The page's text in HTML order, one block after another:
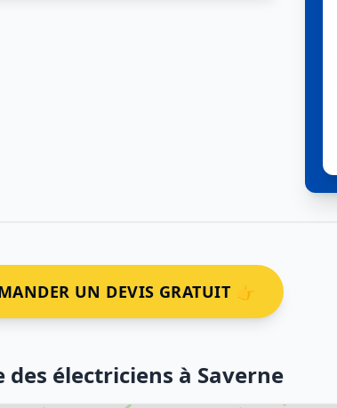
UN DEVIS GRATUIT 👉
des électriciens à Saverne